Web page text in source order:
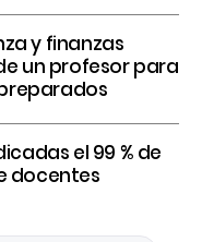
y finanzas
un profesor para
el 99 % de
docentes